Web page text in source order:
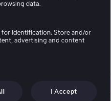
data.
for identification. Store and/or
advertising and content
I Accept